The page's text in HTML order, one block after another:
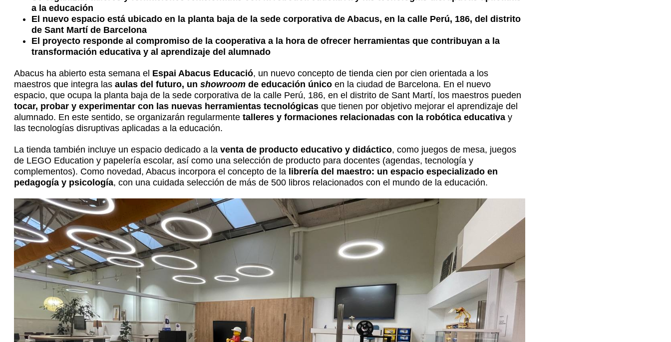
a la educación
El nuevo espacio está ubicado en la planta baja de la sede corporativa de Abacus, en la calle Perú, 186, del distrito
de Sant Martí de Barcelona
El proyecto responde al compromiso de la cooperativa a la hora de ofrecer herramientas que contribuyan a la
transformación educativa y al aprendizaje del alumnado
Abacus ha abierto esta semana el Espai Abacus Educació, un nuevo concepto de tienda cien por cien orientada a los
maestros que integra las aulas del futuro, un showroom de educación único en la ciudad de Barcelona. En el nuevo
espacio, que ocupa la planta baja de la sede corporativa de la calle Perú, 186, en el distrito de Sant Martí, los maestros pueden
tocar, probar y experimentar con las nuevas herramientas tecnológicas que tienen por objetivo mejorar el aprendizaje del
alumnado. En este sentido, se organizarán regularmente talleres y formaciones relacionadas con la robótica educativa y
las tecnologías disruptivas aplicadas a la educación.
La tienda también incluye un espacio dedicado a la venta de producto educativo y didáctico, como juegos de mesa, juegos
de LEGO Education y papelería escolar, así como una selección de producto para docentes (agendas, tecnología y
complementos). Como novedad, Abacus incorpora el concepto de la librería del maestro: un espacio especializado en
pedagogía y psicología, con una cuidada selección de más de 500 libros relacionados con el mundo de la educación.